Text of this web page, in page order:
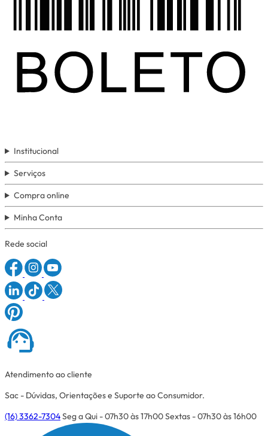
Institucional
Serviços
Compra online
Minha Conta
Rede social
Atendimento ao cliente
Sac - Dúvidas, Orientações e Suporte ao Consumidor.
(16) 3362-7304Seg a Qui - 07h30 às 17h00Sextas - 07h30 às 16h00